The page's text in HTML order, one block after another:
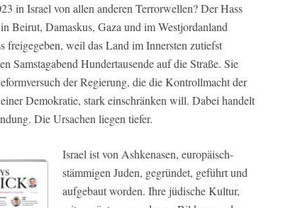
in Israel von allen anderen Terrorwellen? Der Hass
Beirut, Damaskus, Gaza und im Westjordanland
freigegeben, weil das Land im Innersten zutiefst
Samstagabend Hundertausende auf die Straße. Sie
der Regierung, die die Kontrollmacht der
Demokratie, stark einschränken will. Dabei handelt
Die Ursachen liegen tiefer.
Israel ist von Ashkenasen, europäisch-
stämmigen Juden, gegründet, geführt und
aufgebaut worden. Ihre jüdische Kultur,